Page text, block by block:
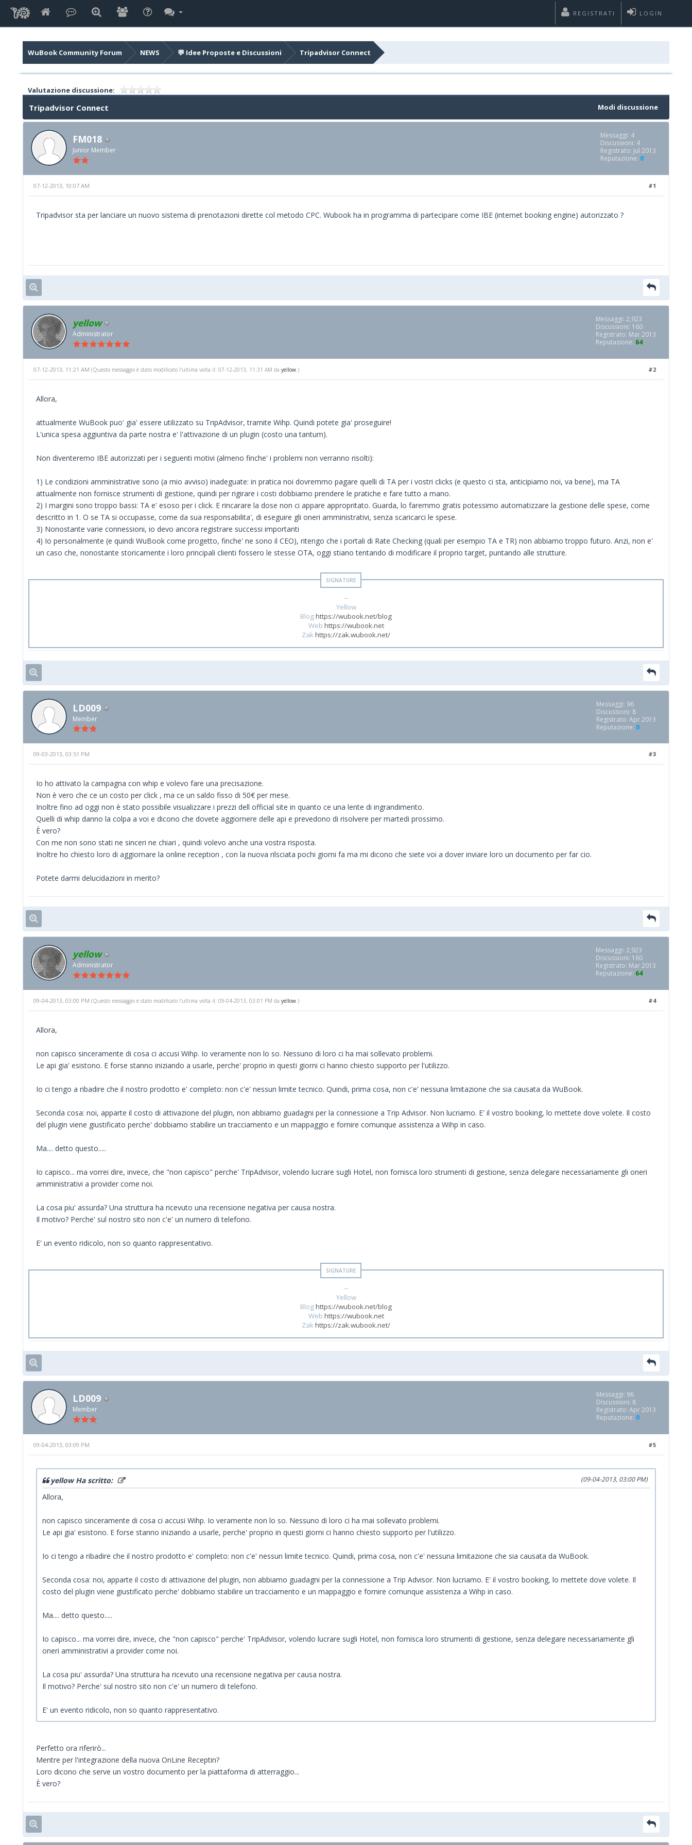
LOGIN
REGISTRATI
WuBook Community Forum NEWS 💬 Idee Proposte e Discussioni Tripadvisor Connect
Valutazione discussione:
Modi discussione
Tripadvisor Connect
FM018
Junior Member
Messaggi: 4
Discussioni: 4
Registrato: Jul 2013
Reputazione: 0
#1
07-12-2013, 10:07 AM
Tripadvisor sta per lanciare un nuovo sistema di prenotazioni dirette col metodo CPC. Wubook ha in programma di partecipare come IBE (internet booking engine) autorizzato ?
yellow
Administrator
Messaggi: 2,923
Discussioni: 160
Registrato: Mar 2013
Reputazione: 64
#2
07-12-2013, 11:21 AM (Questo messaggio è stato modificato l'ultima volta il: 07-12-2013, 11:31 AM da yellow .)
Allora,
attualmente WuBook puo' gia' essere utilizzato su TripAdvisor, tramite Wihp. Quindi potete gia' proseguire!
L'unica spesa aggiuntiva da parte nostra e' l'attivazione di un plugin (costo una tantum).
Non diventeremo IBE autorizzati per i seguenti motivi (almeno finche' i problemi non verranno risolti):
1) Le condizioni amministrative sono (a mio avviso) inadeguate: in pratica noi dovremmo pagare quelli di TA per i vostri clicks (e questo ci sta, anticipiamo noi, va bene), ma TA
attualmente non fornisce strumenti di gestione, quindi per rigirare i costi dobbiamo prendere le pratiche e fare tutto a mano.
2) I margini sono troppo bassi: TA e' esoso per i click. E rincarare la dose non ci appare appropritato. Guarda, lo faremmo gratis potessimo automatizzare la gestione delle spese, come
descritto in 1. O se TA si occupasse, come da sua responsabilita', di eseguire gli oneri amministrativi, senza scaricarci le spese.
3) Nonostante varie connessioni, io devo ancora registrare successi importanti
4) Io personalmente (e quindi WuBook come progetto, finche' ne sono il CEO), ritengo che i portali di Rate Checking (quali per esempio TA e TR) non abbiamo troppo futuro. Anzi, non e'
un caso che, nonostante storicamente i loro principali clienti fossero le stesse OTA, oggi stiano tentando di modificare il proprio target, puntando alle strutture.
--
Yellow
Bloghttps://wubook.net/blog
Web https://wubook.net
Zak https://zak.wubook.net/
LD009
Member
Messaggi: 96
Discussioni: 8
Registrato: Apr 2013
Reputazione: 0
#3
09-03-2013, 03:51 PM
Io ho attivato la campagna con whip e volevo fare una precisazione.
Non è vero che ce un costo per click , ma ce un saldo fisso di 50€ per mese.
Inoltre fino ad oggi non è stato possibile visualizzare i prezzi dell official site in quanto ce una lente di ingrandimento.
Quelli di whip danno la colpa a voi e dicono che dovete aggiornere delle api e prevedono di risolvere per martedi prossimo.
È vero?
Con me non sono stati ne sinceri ne chiari , quindi volevo anche una vostra risposta.
Inoltre ho chiesto loro di aggiornare la online reception , con la nuova rilsciata pochi giorni fa ma mi dicono che siete voi a dover inviare loro un documento per far cio.
Potete darmi delucidazioni in merito?
yellow
Administrator
Messaggi: 2,923
Discussioni: 160
Registrato: Mar 2013
Reputazione: 64
#4
09-04-2013, 03:00 PM (Questo messaggio è stato modificato l'ultima volta il: 09-04-2013, 03:01 PM da yellow.)
Allora,
non capisco sinceramente di cosa ci accusi Wihp. Io veramente non lo so. Nessuno di loro ci ha mai sollevato problemi.
Le api gia' esistono. E forse stanno iniziando a usarle, perche' proprio in questi giorni ci hanno chiesto supporto per l'utilizzo.
Io ci tengo a ribadire che il nostro prodotto e' completo: non c'e' nessun limite tecnico. Quindi, prima cosa, non c'e' nessuna limitazione che sia causata da WuBook.
Seconda cosa: noi, apparte il costo di attivazione del plugin, non abbiamo guadagni per la connessione a Trip Advisor. Non lucriamo. E' il vostro booking, lo mettete dove volete. Il costo
del plugin viene giustificato perche' dobbiamo stabilire un tracciamento e un mappaggio e fornire comunque assistenza a Wihp in caso.
Ma.... detto questo.....
Io capisco... ma vorrei dire, invece, che "non capisco" perche' TripAdvisor, volendo lucrare sugli Hotel, non fornisca loro strumenti di gestione, senza delegare necessariamente gli oneri
amministrativi a provider come noi.
La cosa piu' assurda? Una struttura ha ricevuto una recensione negativa per causa nostra.
Il motivo? Perche' sul nostro sito non c'e' un numero di telefono.
E' un evento ridicolo, non so quanto rappresentativo.
--
Yellow
Bloghttps://wubook.net/blog
Web https://wubook.net
Zakhttps://zak.wubook.net/
LD009
Member
Messaggi: 96
Discussioni: 8
Registrato: Apr 2013
Reputazione: 0
#5
09-04-2013, 03:09 PM
(09-04-2013, 03:00 PM)
yellow Ha scritto:
Allora,
non capisco sinceramente di cosa ci accusi Wihp. Io veramente non lo so. Nessuno di loro ci ha mai sollevato problemi.
Le api gia' esistono. E forse stanno iniziando a usarle, perche' proprio in questi giorni ci hanno chiesto supporto per l'utilizzo.
Io ci tengo a ribadire che il nostro prodotto e' completo: non c'e' nessun limite tecnico. Quindi, prima cosa, non c'e' nessuna limitazione che sia causata da WuBook.
Seconda cosa: noi, apparte il costo di attivazione del plugin, non abbiamo guadagni per la connessione a Trip Advisor. Non lucriamo. E' il vostro booking, lo mettete dove volete. Il
costo del plugin viene giustificato perche' dobbiamo stabilire un tracciamento e un mappaggio e fornire comunque assistenza a Wihp in caso.
Ma.... detto questo.....
Io capisco... ma vorrei dire, invece, che "non capisco" perche' TripAdvisor, volendo lucrare sugli Hotel, non fornisca loro strumenti di gestione, senza delegare necessariamente gli
oneri amministrativi a provider come noi.
La cosa piu' assurda? Una struttura ha ricevuto una recensione negativa per causa nostra.
Il motivo? Perche' sul nostro sito non c'e' un numero di telefono.
E' un evento ridicolo, non so quanto rappresentativo.
Perfetto ora riferirò...
Mentre per l'integrazione della nuova OnLine Receptin?
Loro dicono che serve un vostro documento per la piattaforma di atterraggio...
È vero?